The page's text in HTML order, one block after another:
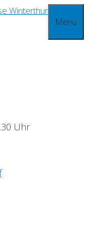
Menu
Uhr